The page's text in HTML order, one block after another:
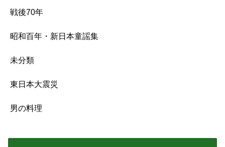
戦後70年
昭和百年・新日本童謡集
未分類
東日本大震災
男の料理